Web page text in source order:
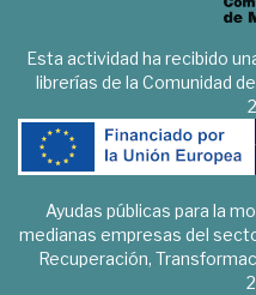
Esta actividad ha recibido
librerías de la Comunidad
Ayudas públicas para la
medianas empresas del
Recuperación,